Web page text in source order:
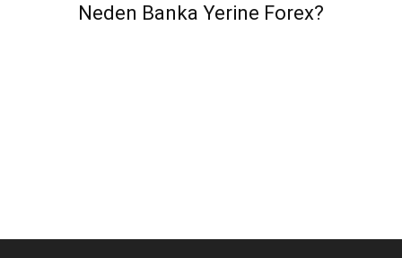
Neden Banka Yerine Forex?